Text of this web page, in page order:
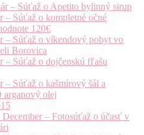
– Súťaž o Apetito bylinný sirup
– Súťaž o kompletné očné
120€
– Súťaž o víkendový pobyt vo
Borovica
– Súťaž o dojčenskú fľašu
– Súťaž o kašmírový šál a
olej
December – Fotosúťaž o účasť v